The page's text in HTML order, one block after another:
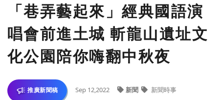
「巷弄藝起來」經典國語演
唱會前進土城 斬龍山遺址文
化公園陪你嗨翻中秋夜
推廣新聞稿 Sep 12,2022 新聞 新聞時事